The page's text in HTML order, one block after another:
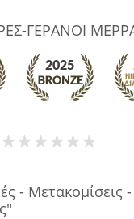
ΓΕΡΑΝΟΙ
- Μετακομίσεις